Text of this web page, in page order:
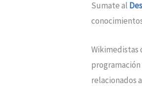
Sumate al
Wikimedistas
relacionados